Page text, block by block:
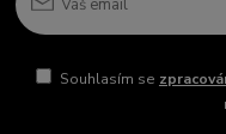
Souhlasím se